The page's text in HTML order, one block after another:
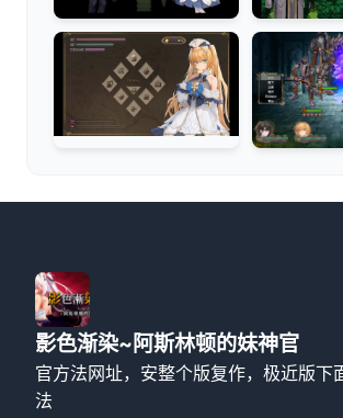
影色渐染~阿斯林顿的妹神官
官方法网址，安整个版复作，极近版下
法